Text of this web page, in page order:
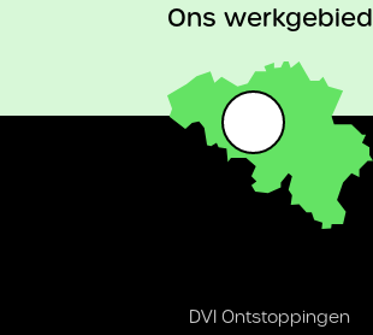
DVI Ontstoppingen
Ons werkgebied